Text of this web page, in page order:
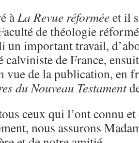
àLa Revue réforméeet il
de théologie
un important travail,
calviniste de France,
vue de la publication, en
du Nouveau Testament
ceux qui l’ont connu
nous assurons